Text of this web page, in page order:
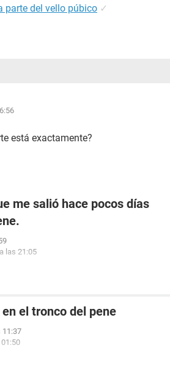
parte del vello púbico ✓
está exactamente?
me salió hace pocos días
las 21:05
el tronco del pene
11:37